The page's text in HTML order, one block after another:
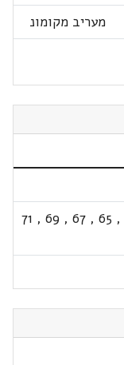
מעריב מקומונ
,
65
,
67
,
69
,
71